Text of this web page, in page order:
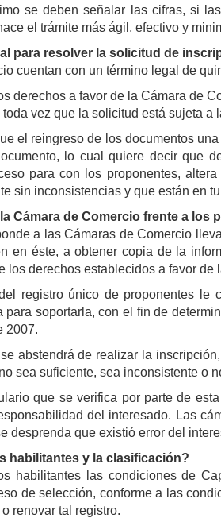
se deben señalar las cifras, si
el trámite más ágil, efectivo y
para resolver la solicitud de
cuentan con un término legal de
derechos a favor de la Cámara de
vez que la solicitud está sujeta
el reingreso de los documentos
lo cual quiere decir que
para con los proponentes,
sin inconsistencias y que están en
Cámara de Comercio frente a los
a las Cámaras de Comercio
en éste, a obtener copia de la
los derechos establecidos a favor de
registro único de proponentes
para soportarla, con el fin de
2007.
abstendrá de realizar la
sea suficiente, sea inconsistente o
que se verifica por parte de
del interesado. Las
desprenda que existió error del
habilitantes y la clasificación?
habilitantes las condiciones de
de selección, conforme a las
renovar tal registro.